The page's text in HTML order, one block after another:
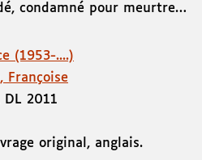
condamné pour meurtre…
(1953-....)
Françoise
DL 2011
original, anglais.